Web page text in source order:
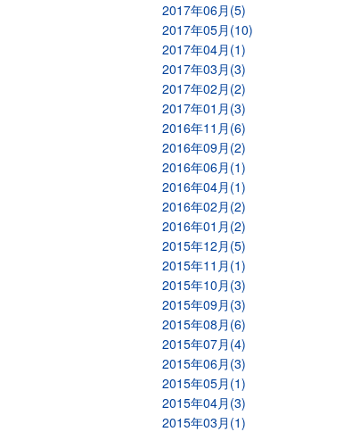
2017年06月(5)
2017年05月(10)
2017年04月(1)
2017年03月(3)
2017年02月(2)
2017年01月(3)
2016年11月(6)
2016年09月(2)
2016年06月(1)
2016年04月(1)
2016年02月(2)
2016年01月(2)
2015年12月(5)
2015年11月(1)
2015年10月(3)
2015年09月(3)
2015年08月(6)
2015年07月(4)
2015年06月(3)
2015年05月(1)
2015年04月(3)
2015年03月(1)